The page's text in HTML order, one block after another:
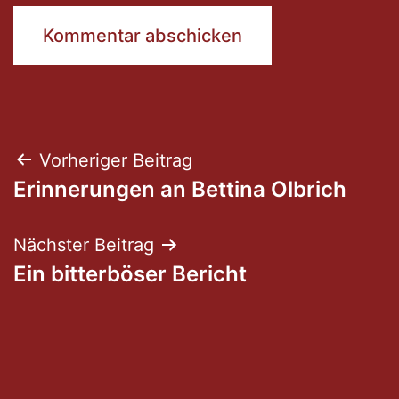
Beitragsnavigation
Vorheriger Beitrag
Erinnerungen an Bettina Olbrich
Nächster Beitrag
Ein bitterböser Bericht